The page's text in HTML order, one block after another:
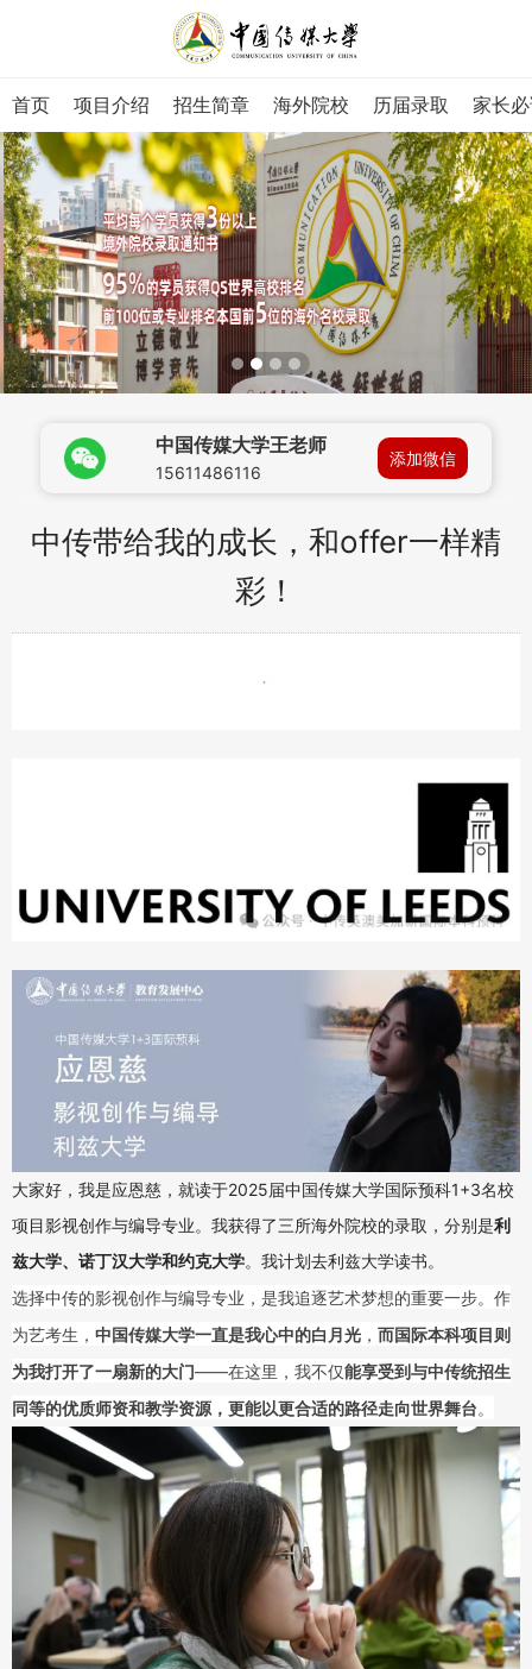
首页 项目介绍 招生简章 海外院校 历届录取 家长
中国传媒大学王老师
15611486116
添加微信
中传带给我的成长，和offer一样精
彩！
大家好，我是应恩慈，就读于2025届中国传媒大学国际预科1+3名校
项目影视创作与编导专业。我获得了三所海外院校的录取，分别是利
兹大学、诺丁汉大学和约克大学。我计划去利兹大学读书。
选择中传的影视创作与编导专业，是我追逐艺术梦想的重要一步。作
为艺考生， 中国传媒大学一直是我心中的白月光 ， 而国际本科项目则
为我打开了一扇新的大门——在这里，我不仅能享受到与中传统招生
同等的优质师资和教学资源，更能以更合适的路径走向世界舞台。